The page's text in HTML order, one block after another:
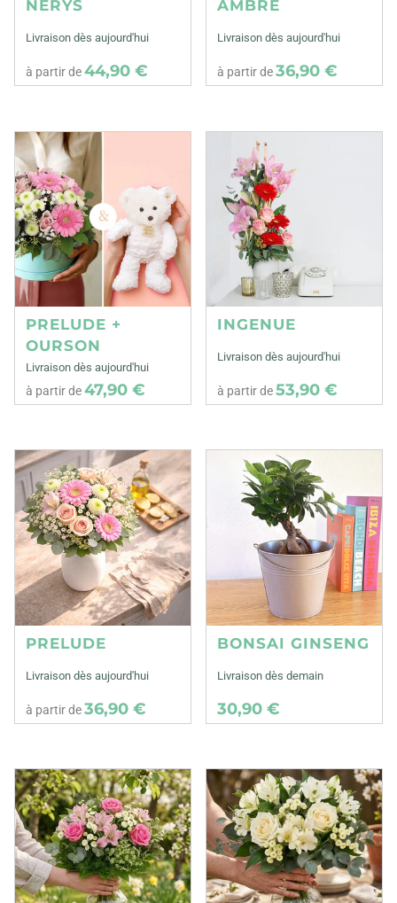
NERYS
Livraison dès aujourd'hui
à partir de44,90 €
AMBRE
Livraison dès aujourd'hui
à partir de36,90 €
PRELUDE +
OURSON
Livraison dès aujourd'hui
à partir de47,90 €
INGENUE
Livraison dès aujourd'hui
à partir de53,90 €
PRELUDE
Livraison dès aujourd'hui
à partir de36,90 €
BONSAI GINSENG
Livraison dès demain
30,90 €